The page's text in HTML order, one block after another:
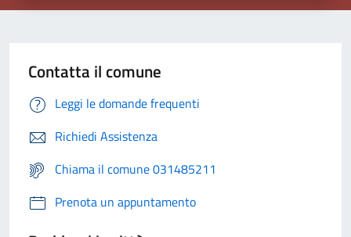
Contatta il comune
Leggi le domande frequenti
Richiedi Assistenza
Chiama il comune 031485211
Prenota un appuntamento